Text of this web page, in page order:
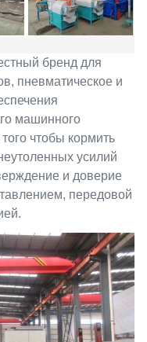
бренд для
пневматическое и
машинного
чтобы кормить
усилий
и доверие
передовой